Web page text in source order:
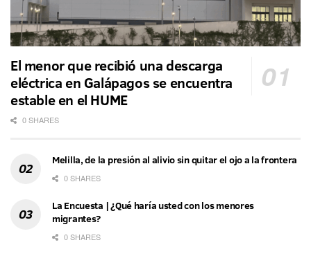
El menor que recibió una descarga
eléctrica en Galápagos se encuentra
estable en el HUME
0 SHARES
Melilla, de la presión al alivio sin quitar el ojo a la frontera
0 SHARES
La Encuesta | ¿Qué haría usted con los menores
migrantes?
0 SHARES